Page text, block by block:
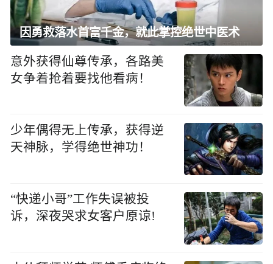
因勇救落水首富千金，就此掌控绝世中医术
意外获得仙尊传承，各路美
女争着抢着要找他看病！
少年偶得无上传承，获得逆
天神脉，学得绝世神功！
“快递小哥”工作失误被投
诉，深夜哭求女客户原谅!